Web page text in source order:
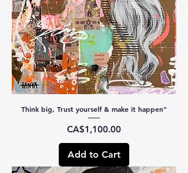
Think big, Trust yourself & make it happen"
Price
CA$1,100.00
Add to Cart